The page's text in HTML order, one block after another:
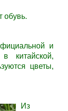
обувь.
и
китайской,
цветы,
Из